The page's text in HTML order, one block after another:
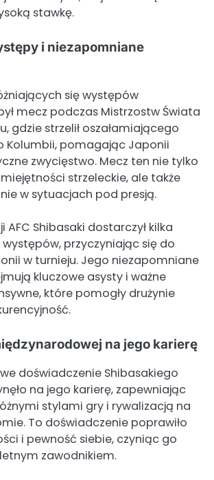
stawkę.
i niezapomniane
się występów
mecz podczas Mistrzostw Świata
gdzie strzelił oszałamiającego
Kolumbii, pomagając Japonii
zwycięstwo. Mecz ten nie tylko
strzeleckie, ale także
w sytuacjach pod presją.
AFC Shibasaki dostarczył kilka
przyczyniając się do
w turnieju. Jego niezapomniane
kluczowe asysty i ważne
które pomogły drużynie
na jego karierę
doświadczenie Shibasakiego
na jego karierę, zapewniając
stylami gry i rywalizacją na
To doświadczenie poprawiło
i pewność siebie, czyniąc go
zawodnikiem.